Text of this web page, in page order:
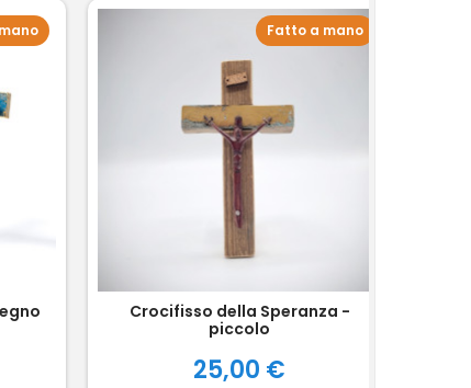
Fatto a mano
Crocifisso della Speranza -
piccolo
Prezzo
25,00 €